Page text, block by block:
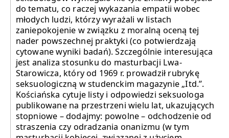
do tematu, co raczej wykazania empatii wobec
młodych ludzi, którzy wyrażali w listach
zaniepokojenie w związku z moralną oceną tej
nader powszechnej praktyki (co potwierdzają
cytowane wyniki badań). Szczególnie interesująca
jest analiza stosunku do masturbacji Lwa-
Starowicza, który od 1969 r. prowadził rubrykę
seksuologiczną w studenckim magazynie „Itd.”.
Kościańska cytuje listy i odpowiedzi seksuologa
publikowane na przestrzeni wielu lat, ukazujących
stopniowe – dodajmy: powolne – odchodzenie od
straszenia czy odradzania onanizmu (w tym